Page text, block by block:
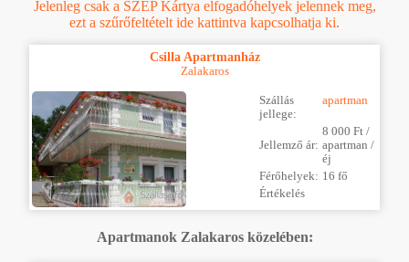
Jelenleg csak a SZÉP Kártya elfogadóhelyek jelennek meg,
ezt a szűrőfeltételt ide kattintva kapcsolhatja ki.
Csilla Apartmanház
Zalakaros
Szállás
jellege:
apartman
Jellemző ár:
8 000 Ft /
apartman /
éj
Férőhelyek: 16 fő
Értékelés
Apartmanok Zalakaros közelében: